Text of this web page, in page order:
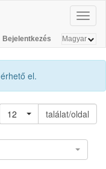
Bejelentkezés
érhető el.
12
találat/oldal